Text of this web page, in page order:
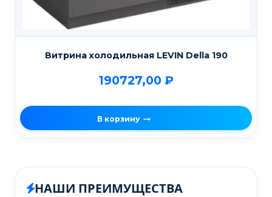
Витрина холодильная LEVIN Della 190
190727,00 ₽
В корзину
НАШИ ПРЕИМУЩЕСТВА